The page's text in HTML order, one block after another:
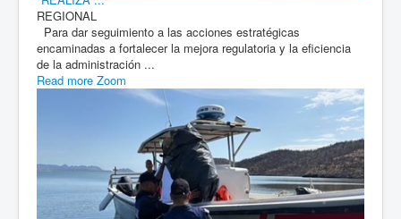
REGIONAL
Para dar seguimiento a las acciones estratégicas
encaminadas a fortalecer la mejora regulatoria y la eficiencia
de la administración ...
Read more Zoom